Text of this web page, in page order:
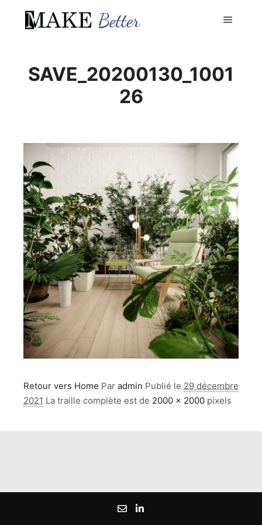
SAVE_20200130_1001
26
Retour vers Home Par admin Publié le 29 décembre
2021 La traille complète est de 2000 × 2000 pixels